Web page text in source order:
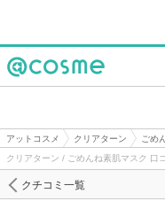
アットコスメ クリアターン ごめ
クリアターン / ごめんね素肌マスク 口
クチコミ一覧